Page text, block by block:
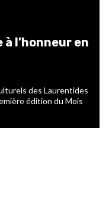
l’honneur en
des Laurentides
édition du Mois